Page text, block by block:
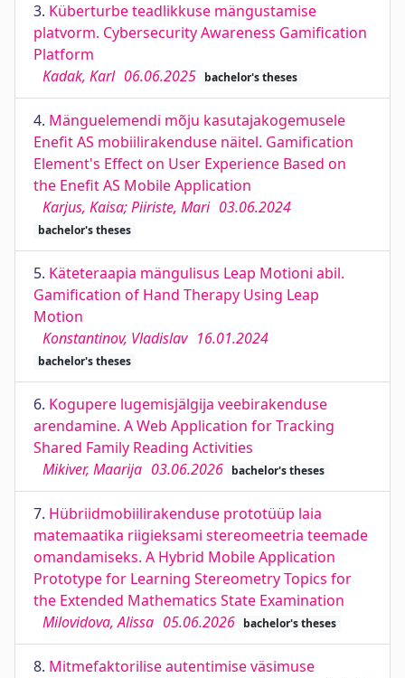
3. Küberturbe teadlikkuse mängustamise
platvorm. Cybersecurity Awareness Gamification
Platform
Kadak, Karl 06.06.2025 bachelor's theses
4. Mänguelemendi mõju kasutajakogemusele
Enefit AS mobiilirakenduse näitel. Gamification
Element's Effect on User Experience Based on
the Enefit AS Mobile Application
Karjus, Kaisa; Piiriste, Mari 03.06.2024
bachelor's theses
5. Käteteraapia mängulisus Leap Motioni abil.
Gamification of Hand Therapy Using Leap
Motion
Konstantinov, Vladislav 16.01.2024
bachelor's theses
6. Kogupere lugemisjälgija veebirakenduse
arendamine. A Web Application for Tracking
Shared Family Reading Activities
Mikiver, Maarija 03.06.2026 bachelor's theses
7. Hübriidmobiilirakenduse prototüüp laia
matemaatika riigieksami stereomeetria teemade
omandamiseks. A Hybrid Mobile Application
Prototype for Learning Stereometry Topics for
the Extended Mathematics State Examination
Milovidova, Alissa 05.06.2026 bachelor's theses
8. Mitmefaktorilise autentimise väsimuse